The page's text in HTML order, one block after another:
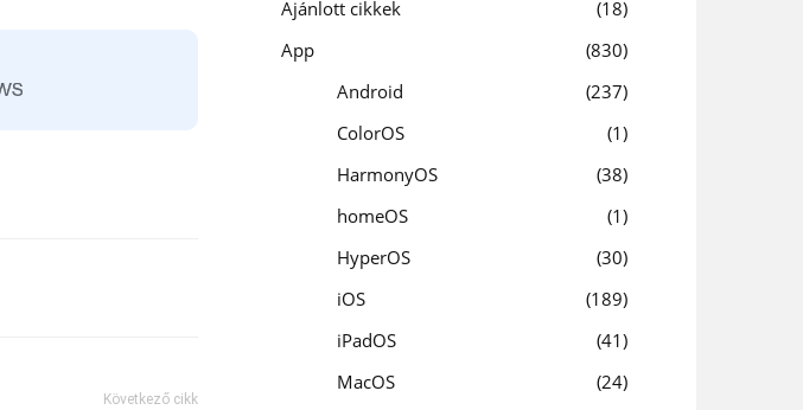
Következő cikk
Ajánlott cikkek
18
App
830
Android
237
ColorOS
1
HarmonyOS
38
homeOS
1
HyperOS
30
iOS
189
iPadOS
41
MacOS
24